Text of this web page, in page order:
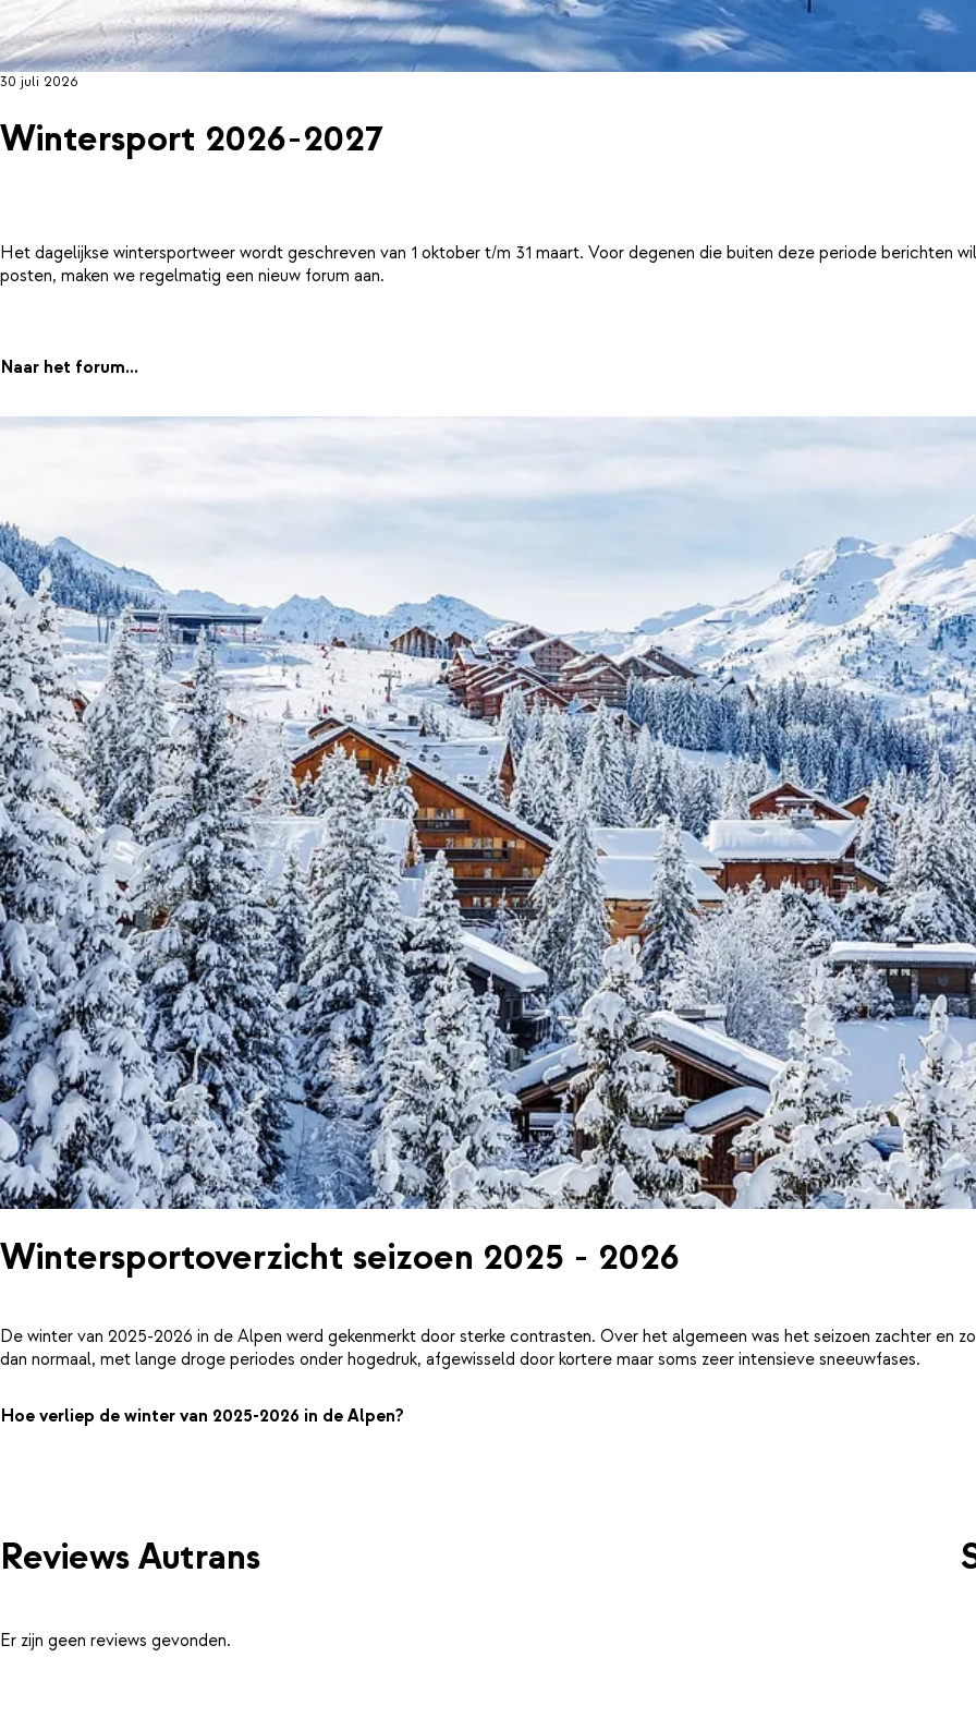
30 juli 2026
Wintersport 2026-2027
Het dagelijkse wintersportweer wordt geschreven van 1 oktober t/m 31 maart. Voor degenen die buiten deze periode berichten
posten, maken we regelmatig een nieuw forum aan.
Naar het forum...
Wintersportoverzicht seizoen 2025 - 2026
De winter van 2025-2026 in de Alpen werd gekenmerkt door sterke contrasten. Over het algemeen was het seizoen zachter en
dan normaal, met lange droge periodes onder hogedruk, afgewisseld door kortere maar soms zeer intensieve sneeuwfases.
Hoe verliep de winter van 2025-2026 in de Alpen?
Reviews Autrans
Er zijn geen reviews gevonden.